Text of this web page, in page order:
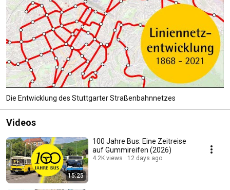
Die Entwicklung des Stuttgarter Straßenbahnnetzes
Videos
15:25
100 Jahre Bus: Eine Zeitreise
auf Gummireifen (2026)
4.2K views 12 days ago